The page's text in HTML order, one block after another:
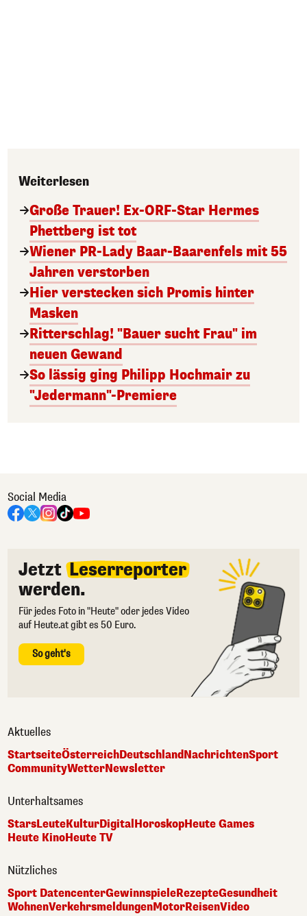
Weiterlesen
Große Trauer! Ex-ORF-Star Hermes
Phettberg ist tot
Wiener PR-Lady Baar-Baarenfels mit 55
Jahren verstorben
Hier verstecken sich Promis hinter
Masken
Ritterschlag! "Bauer sucht Frau" im
neuen Gewand
So lässig ging Philipp Hochmair zu
"Jedermann"-Premiere
Social Media
Jetzt Leserreporter
werden.
Für jedes Foto in "Heute" oder jedes Video
auf Heute.at gibt es 50 Euro.
So geht's
Aktuelles
StartseiteÖsterreichDeutschlandNachrichtenSport
CommunityWetterNewsletter
Unterhaltsames
StarsLeuteKulturDigital HoroskopHeute Games
Heute KinoHeute TV
Nützliches
Sport DatencenterGewinnspieleRezepteGesundheit
WohnenVerkehrsmeldungenMotorReisenVideo